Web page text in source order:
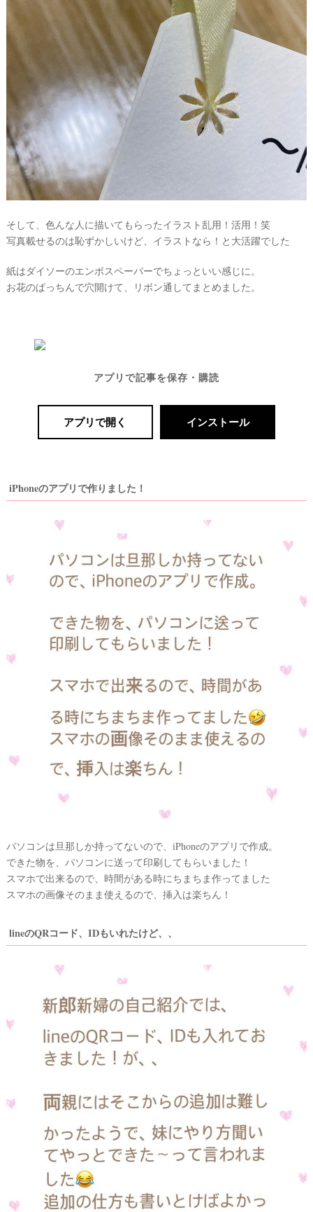
そして、色んな人に描いてもらったイラスト乱用！活用！笑
写真載せるのは恥ずかしいけど、イラストなら！と大活躍でした
紙はダイソーのエンボスペーパーでちょっといい感じに。
お花のぱっちんで穴開けて、リボン通してまとめました。
アプリで記事を保存・購読
アプリで開く インストール
iPhoneのアプリで作りました！
パソコンは旦那しか持ってないので、iPhoneのアプリで作成。
できた物を、パソコンに送って印刷してもらいました！
スマホで出来るので、時間がある時にちまちま作ってました
スマホの画像そのまま使えるので、挿入は楽ちん！
lineのQRコード、IDもいれたけど、、